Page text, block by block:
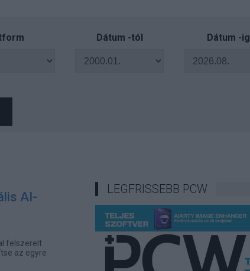
Dátum -tól Dátum -ig
AI-
felszerelt
az egyre
LEGFRISSEBB PCW